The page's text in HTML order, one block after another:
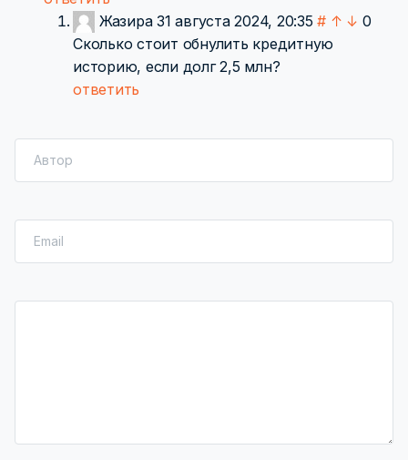
Жазира 31 августа 2024, 20:35 # ↑ ↓ 0
Сколько стоит обнулить кредитную
историю, если долг 2,5 млн?
ответить